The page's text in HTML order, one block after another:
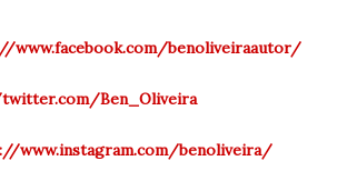
www.facebook.com/benoliveiraautor/
Ben_Oliveira
www.instagram.com/benoliveira/